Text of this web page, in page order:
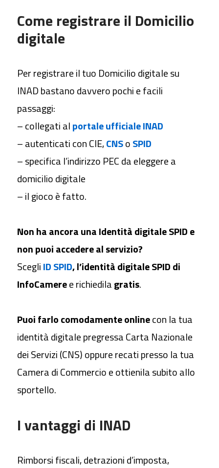
Come registrare il Domicilio
digitale
Per registrare il tuo Domicilio digitale su
INAD bastano davvero pochi e facili
passaggi:
– collegati alportale ufficiale INAD
– autenticati con CIE,CNSoSPID
– specifica l’indirizzo PEC da eleggere a
domicilio digitale
– il gioco è fatto.
Non ha ancora una Identità digitale SPID e
non puoi accedere al servizio?
ScegliID SPID, l’identità digitale SPID di
InfoCameree richiedilagratis.
Puoi farlo comodamente onlinecon la tua
identità digitale pregressa Carta Nazionale
dei Servizi (CNS) oppure recati presso la tua
Camera di Commercio e ottienila subito allo
sportello.
I vantaggi di INAD
Rimborsi fiscali, detrazioni d’imposta,